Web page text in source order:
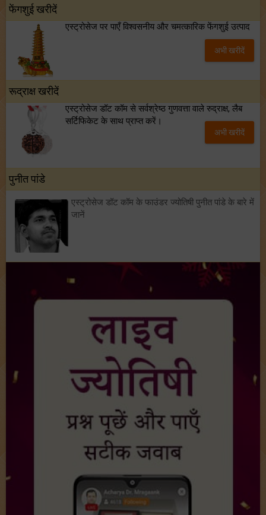
फेंगशुई खरीदें
एस्ट्रोसेज पर पाएँ विश्वसनीय और चमत्कारिक फेंगशुई उत्पाद
अभी खरीदें
रूद्राक्ष खरीदें
एस्ट्रोसेज डॉट कॉम से सर्वश्रेष्ठ गुणवत्ता वाले रुद्राक्ष, लैब
सर्टिफिकेट के साथ प्राप्त करें।
अभी खरीदें
पुनीत पांडे
एस्ट्रोसेज डॉट कॉम के फाउंडर ज्योतिषी पुनीत पांडे के बारे में
जानें